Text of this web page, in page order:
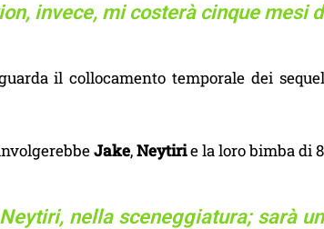
invece, mi costerà cinque mesi
il collocamento temporale dei
Jake,Neytirie la loro bimba di
nella sceneggiatura; sarà